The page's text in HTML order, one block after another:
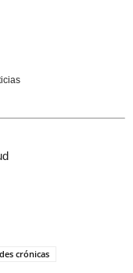
crónicas